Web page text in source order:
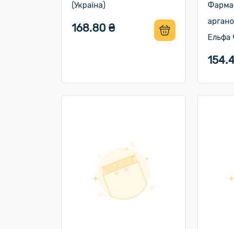
(Україна)
168.80 ₴